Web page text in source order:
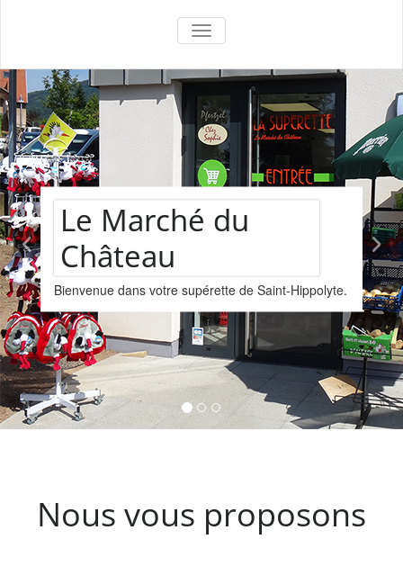
La Superette –
le marché du
château
AFFICHER/MASQUER LA
Assortiment de
vins
Nous vous proposons un assortiments de
provenant de la cave Les Faîtières à
Kintzheim-St-Hippolyte.
Nous vous proposons